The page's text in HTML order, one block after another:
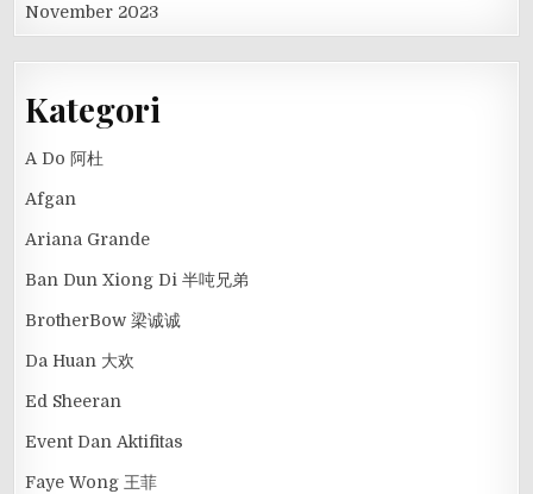
November 2023
Kategori
A Do 阿杜
Afgan
Ariana Grande
Ban Dun Xiong Di 半吨兄弟
BrotherBow 梁诚诚
Da Huan 大欢
Ed Sheeran
Event Dan Aktifitas
Faye Wong 王菲